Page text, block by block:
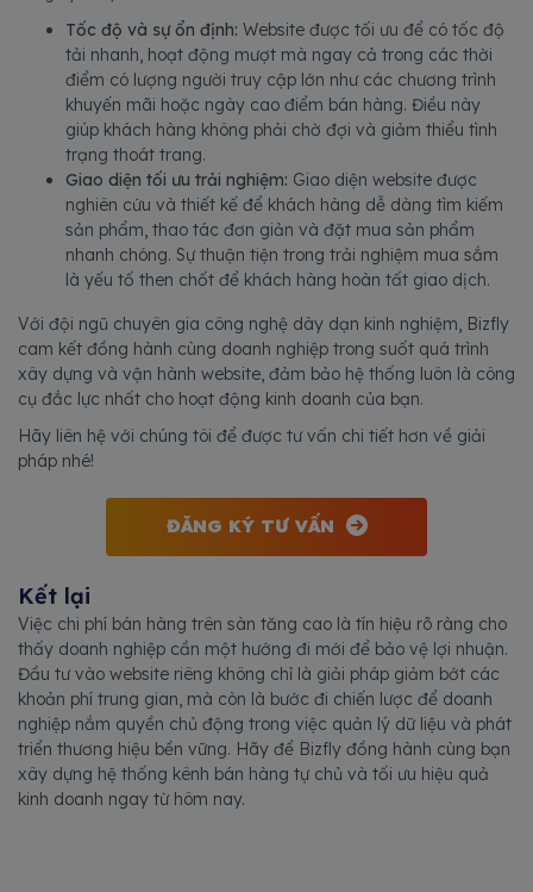
Tốc độ và sự ổn định: Website được tối ưu để có tốc độ
tải nhanh, hoạt động mượt mà ngay cả trong các thời
điểm có lượng người truy cập lớn như các chương trình
khuyến mãi hoặc ngày cao điểm bán hàng. Điều này
giúp khách hàng không phải chờ đợi và giảm thiểu tình
trạng thoát trang.
Giao diện tối ưu trải nghiệm: Giao diện website được
nghiên cứu và thiết kế để khách hàng dễ dàng tìm kiếm
sản phẩm, thao tác đơn giản và đặt mua sản phẩm
nhanh chóng. Sự thuận tiện trong trải nghiệm mua sắm
là yếu tố then chốt để khách hàng hoàn tất giao dịch.
Với đội ngũ chuyên gia công nghệ dày dạn kinh nghiệm, Bizfly
cam kết đồng hành cùng doanh nghiệp trong suốt quá trình
xây dựng và vận hành website, đảm bảo hệ thống luôn là công
cụ đắc lực nhất cho hoạt động kinh doanh của bạn.
Hãy liên hệ với chúng tôi để được tư vấn chi tiết hơn về giải
pháp nhé!
ĐĂNG KÝ TƯ VẤN
Kết lại
Việc chi phí bán hàng trên sàn tăng cao là tín hiệu rõ ràng cho
thấy doanh nghiệp cần một hướng đi mới để bảo vệ lợi nhuận.
Đầu tư vào website riêng không chỉ là giải pháp giảm bớt các
khoản phí trung gian, mà còn là bước đi chiến lược để doanh
nghiệp nắm quyền chủ động trong việc quản lý dữ liệu và phát
triển thương hiệu bền vững. Hãy để Bizfly đồng hành cùng bạn
xây dựng hệ thống kênh bán hàng tự chủ và tối ưu hiệu quả
kinh doanh ngay từ hôm nay.